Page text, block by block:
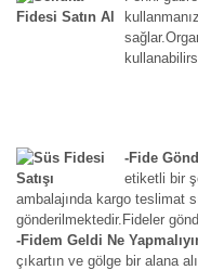
-Fide
etiketli bir
ambalajında kargo teslimat
gönderilmektedir.Fideler
-Fidem Geldi Ne
çıkartın ve gölge bir alana